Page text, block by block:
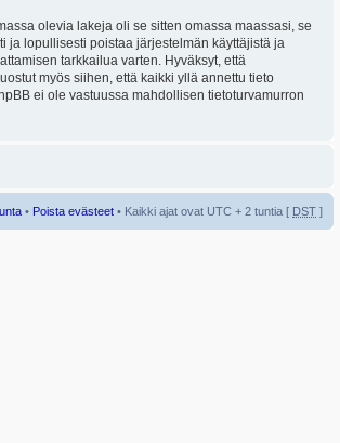
olevia lakeja oli se sitten omassa maassasi, se
ja lopullisesti poistaa järjestelmän käyttäjistä ja
tarkkailua varten. Hyväksyt, että
myös siihen, että kaikki yllä annettu tieto
ei ole vastuussa mahdollisen tietoturvamurron
• Poista evästeet • Kaikki ajat ovat UTC + 2 tuntia [ DST ]